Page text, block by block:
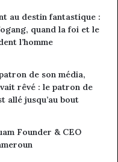
au destin fantastique :
quand la foi et le
l’homme
de son média,
rêvé : le patron de
allé jusqu’au bout
Founder & CEO